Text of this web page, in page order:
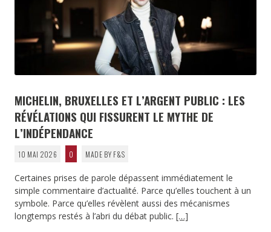
MICHELIN, BRUXELLES ET L’ARGENT PUBLIC : LES
RÉVÉLATIONS QUI FISSURENT LE MYTHE DE
L’INDÉPENDANCE
10 MAI 2026 0 MADE BY F&S
Certaines prises de parole dépassent immédiatement le
simple commentaire d’actualité. Parce qu’elles touchent à un
symbole. Parce qu’elles révèlent aussi des mécanismes
longtemps restés à l’abri du débat public. […]